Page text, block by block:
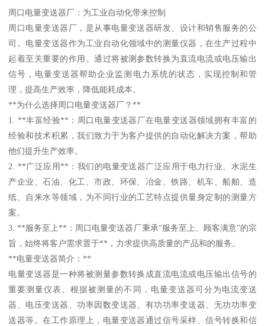
周口电量变送器厂：为工业自动化带来控制
周口电量变送器厂，是从事电量变送器研发、设计和销售服务的公
司。电量变送器作为工业自动化领域中的测量仪器，在生产过程中
起着至关重要的作用。通过将被测参数转换为直流电流或电压输出
信号，电量变送器帮助企业监测电力系统的状态，实现控制和管
理，提高生产效率，降低能耗成本。
**为什么选择周口电量变送器厂？**
1. **丰富经验**：周口电量变送器厂在电量变送器领域拥有丰富的
经验和技术积累，我们致力于为客户提供的自动化解决方案，帮助
他们提升生产效率。
2. **广泛应用**：我们的电量变送器广泛应用于电力行业、水泥生
产企业、石油、化工、市政、环保、冶金、铁路、机车、船舶、造
纸、自来水等领域，为不同行业的工艺特点提供量身定制的测量方
案。
3. **服务至上**：周口电量变送器厂秉承“服务至上、顾客满意”的宗
旨，始终将客户需求置于**，力求提供高质量的产品和的服务。
**电量变送器简介：**
电量变送器是一种将被测量参数转换成直流电流或电压输出信号的
重要测量仪表。根据被测量的不同，电量变送器可分为电流变送
器、电压变送器、功率因数变送器、有功功率变送器、无功功率变
送器等。在工作原理上，电量变送器通过信号采样、信号转换和信